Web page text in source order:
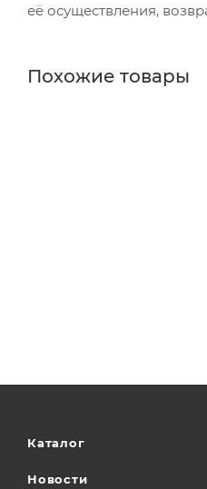
её осуществления,
Похожие товары
Каталог
Новости